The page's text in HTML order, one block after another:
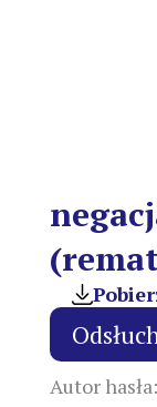
Autor hasła: